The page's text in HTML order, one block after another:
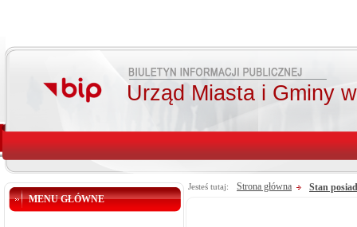
Urząd Miasta i Gminy
MENU GŁÓWNE
Jesteś tutaj: Strona główna Stan